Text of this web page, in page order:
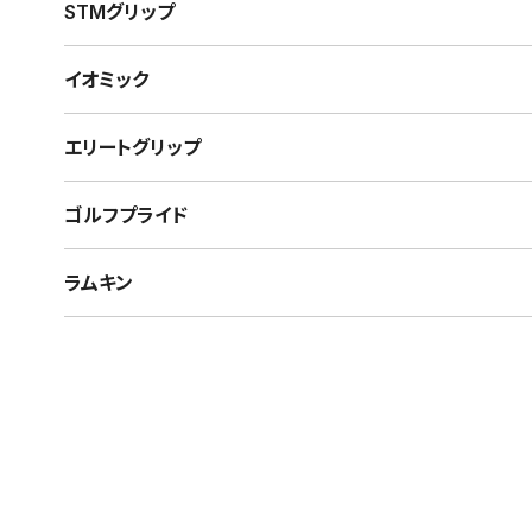
STMグリップ
イオミック
エリートグリップ
ゴルフプライド
ラムキン